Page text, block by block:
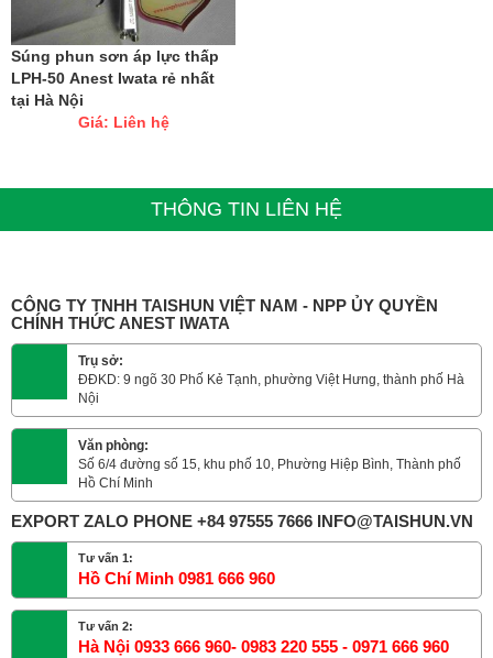
Súng phun sơn áp lực thấp
LPH-50 Anest Iwata rẻ nhất
tại Hà Nội
Giá: Liên hệ
THÔNG TIN LIÊN HỆ
CÔNG TY TNHH TAISHUN VIỆT NAM - NPP ỦY QUYỀN
CHÍNH THỨC ANEST IWATA
Trụ sở:
ĐĐKD: 9 ngõ 30 Phố Kẻ Tạnh, phường Việt Hưng, thành phố Hà
Nội
Văn phòng:
Số 6/4 đường số 15, khu phố 10, Phường Hiệp Bình, Thành phố
Hồ Chí Minh
EXPORT ZALO PHONE +84 97555 7666 INFO@TAISHUN.VN
Tư vấn 1:
Hồ Chí Minh 0981 666 960
Tư vấn 2:
Hà Nội 0933 666 960- 0983 220 555 - 0971 666 960